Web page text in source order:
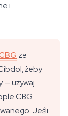
i
ze
żeby
— używaj
CBG
Jeśli